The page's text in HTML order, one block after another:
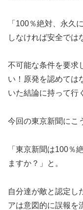
「100％絶対、永久
しなければ安全では
不可能な条件を要求
い！原発を認めては
いた結論に持って行
今回の東京新聞にこ
「東京新聞は100％
ますか？」と。
自分達が敵と認定し
アは意図的に誤報を